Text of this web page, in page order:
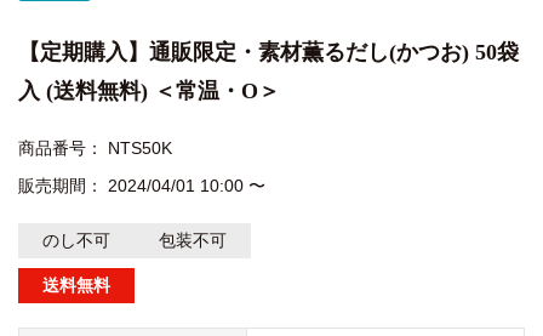
【定期購入】通販限定・素材薫るだし(かつお) 50袋
入 (送料無料) ＜常温・O＞
商品番号
NTS50K
販売期間
2024/04/01 10:00 〜
のし不可 包装不可
送料無料